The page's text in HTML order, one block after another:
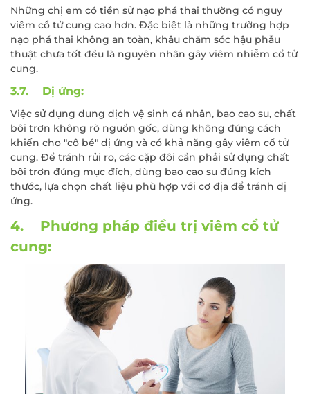
Những chị em có tiền sử nạo phá thai thường có nguy
viêm cổ tử cung cao hơn. Đặc biệt là những trường hợp
nạo phá thai không an toàn, khâu chăm sóc hậu phẫu
thuật chưa tốt đều là nguyên nhân gây viêm nhiễm cổ tử
cung.
3.7. Dị ứng:
Việc sử dụng dung dịch vệ sinh cá nhân, bao cao su, chất
bôi trơn không rõ nguồn gốc, dùng không đúng cách
khiến cho "cô bé" dị ứng và có khả năng gây viêm cổ tử
cung. Để tránh rủi ro, các cặp đôi cần phải sử dụng chất
bôi trơn đúng mục đích, dùng bao cao su đúng kích
thước, lựa chọn chất liệu phù hợp với cơ địa để tránh dị
ứng.
4. Phương pháp điều trị viêm cổ tử
cung: